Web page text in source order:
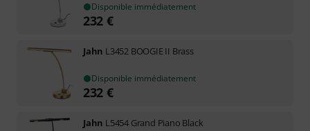
Disponible immédiatement
232 €
Jahn L3452 BOOGIE II Brass
Disponible immédiatement
232 €
Jahn L5454 Grand Piano Black